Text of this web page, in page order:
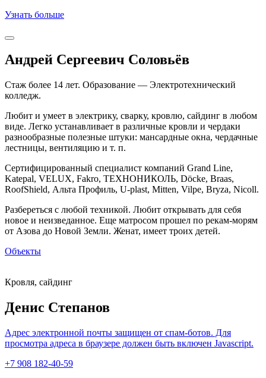
Узнать больше
Андрей Сергеевич Соловьёв
Стаж более 14 лет. Образование — Электротехнический
колледж.
Любит и умеет в электрику, сварку, кровлю, сайдинг в любом
виде. Легко устанавливает в различные кровли и чердаки
разнообразные полезные штуки: мансардные окна, чердачные
лестницы, вентиляцию и т. п.
Сертифицированный специалист компаний Grand Line,
Katepal, VELUX, Fakro, ТЕХНОНИКОЛЬ, Döcke, Braas,
RoofShield, Альта Профиль, U-plast, Mitten, Vilpe, Bryza, Nicoll.
Разбереться с любой техникой. Любит открывать для себя
новое и неизведанное. Еще матросом прошел по рекам-морям
от Азова до Новой Земли. Женат, имеет троих детей.
Объекты
Кровля, сайдинг
Денис Степанов
Адрес электронной почты защищен от спам-ботов. Для
просмотра адреса в браузере должен быть включен Javascript.
+7 908 182-40-59